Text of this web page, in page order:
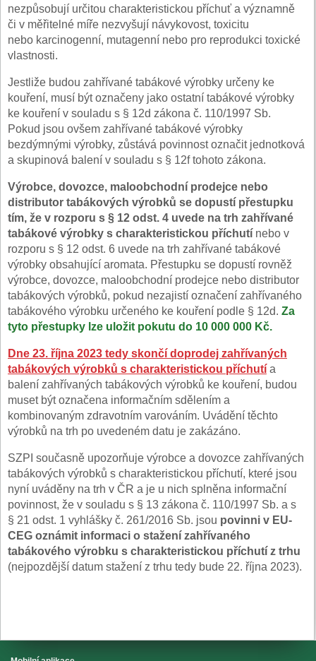
nezpůsobují určitou charakteristickou příchuť a významně
či v měřitelné míře nezvyšují návykovost, toxicitu
nebo karcinogenní, mutagenní nebo pro reprodukci toxické
vlastnosti.
Jestliže budou zahřívané tabákové výrobky určeny ke
kouření, musí být označeny jako ostatní tabákové výrobky
ke kouření v souladu s § 12d zákona č. 110/1997 Sb.
Pokud jsou ovšem zahřívané tabákové výrobky
bezdýmnými výrobky, zůstává povinnost označit jednotková
a skupinová balení v souladu s § 12f tohoto zákona.
Výrobce, dovozce, maloobchodní prodejce nebo
distributor tabákových výrobků se dopustí přestupku
tím, že v rozporu s § 12 odst. 4 uvede na trh zahřívané
tabákové výrobky s charakteristickou příchutí nebo v
rozporu s § 12 odst. 6 uvede na trh zahřívané tabákové
výrobky obsahující aromata. Přestupku se dopustí rovněž
výrobce, dovozce, maloobchodní prodejce nebo distributor
tabákových výrobků, pokud nezajistí označení zahřívaného
tabákového výrobku určeného ke kouření podle § 12d. Za
tyto přestupky lze uložit pokutu do 10 000 000 Kč.
Dne 23. října 2023 tedy skončí doprodej zahřívaných
tabákových výrobků s charakteristickou příchutí a
balení zahřívaných tabákových výrobků ke kouření, budou
muset být označena informačním sdělením a
kombinovaným zdravotním varováním. Uvádění těchto
výrobků na trh po uvedeném datu je zakázáno.
SZPI současně upozorňuje výrobce a dovozce zahřívaných
tabákových výrobků s charakteristickou příchutí, které jsou
nyní uváděny na trh v ČR a je u nich splněna informační
povinnost, že v souladu s § 13 zákona č. 110/1997 Sb. a s
§ 21 odst. 1 vyhlášky č. 261/2016 Sb. jsou povinni v EU-
CEG oznámit informaci o stažení zahřívaného
tabákového výrobku s charakteristickou příchutí z trhu
(nejpozdější datum stažení z trhu tedy bude 22. října 2023).